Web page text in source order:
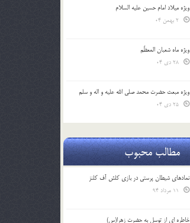
ویژه میلاد امام حسین علیه السلام
ویژه ماه شعبان المعظّم
ویژه مبعث حضرت محمد صلی الله علیه و اله و سلم
مطالب محبوب
نمادهای شیطان پرستی در بازی کلش آف کلنز
خاطره ای از توسل به حضرت زهرا(س)